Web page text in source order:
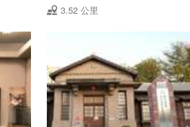
3.52 公里